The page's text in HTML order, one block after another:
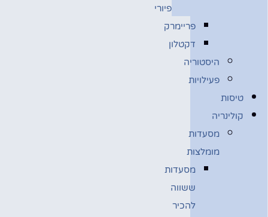
פיורי
פריימרק
דקטלון
היסטוריה
פעילויות
טיסות
קולינריה
מסעדות
מומלצות
מסעדות
ששווה
להכיר